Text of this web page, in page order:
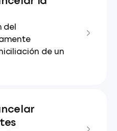
del
de un